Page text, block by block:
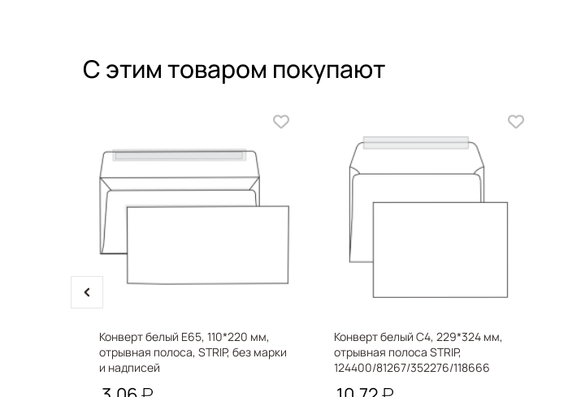
С этим товаром покупают
Конверт белый Е65, 110*220 мм,
отрывная полоса, STRIP, без марки
и надписей
Конверт белый С4, 229*324 мм,
отрывная полоса STRIP,
124400/81267/352276/118666
prev